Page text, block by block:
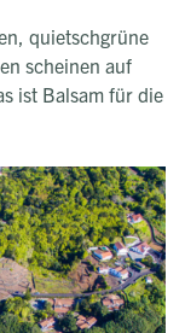
quietschgrüne
scheinen auf
ist Balsam für die